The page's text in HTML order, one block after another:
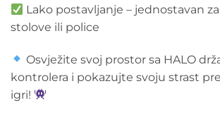
Lako postavljanje – jednostavan
stolove ili police
Osvježite svoj prostor sa HALO
kontrolera i pokazujte svoju strast
igri!